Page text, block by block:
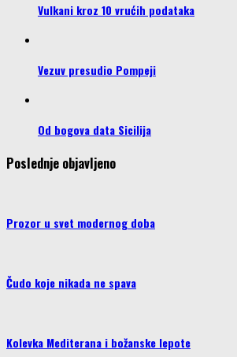
Vulkani kroz 10 vrućih podataka
Vezuv presudio Pompeji
Od bogova data Sicilija
Poslednje objavljeno
Prozor u svet modernog doba
Čudo koje nikada ne spava
Kolevka Mediterana i božanske lepote